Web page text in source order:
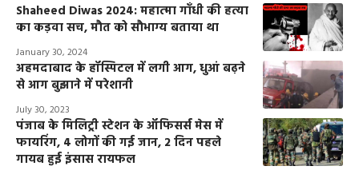
Shaheed Diwas 2024: महात्मा गाँधी की हत्या
का कड़वा सच, मौत को सौभाग्य बताया था
January 30, 2024
अहमदाबाद के हॉस्पिटल में लगी आग, धुआं बढ़ने
से आग बुझाने में परेशानी
July 30, 2023
पंजाब के मिलिट्री स्टेशन के ऑफिसर्स मेस में
फायरिंग, 4 लोगों की गई जान, 2 दिन पहले
गायब हुई इंसास रायफल